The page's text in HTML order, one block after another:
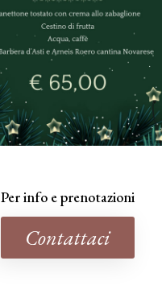
Per info e prenotazioni
Contattaci